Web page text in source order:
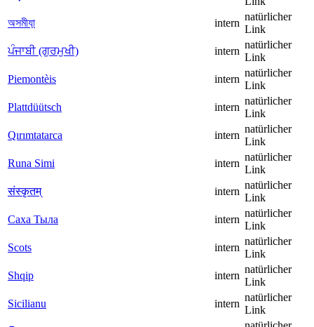
অসমীযা়
intern
natürlicher
Link
ਪੰਜਾਬੀ (ਗੁਰਮੁਖੀ)
intern
natürlicher
Link
Piemontèis
intern
natürlicher
Link
Plattdüütsch
intern
natürlicher
Link
Qırımtatarca
intern
natürlicher
Link
Runa Simi
intern
natürlicher
Link
संस्कृतम्
intern
natürlicher
Link
Саха Тыла
intern
natürlicher
Link
Scots
intern
natürlicher
Link
Shqip
intern
natürlicher
Link
Sicilianu
intern
natürlicher
Link